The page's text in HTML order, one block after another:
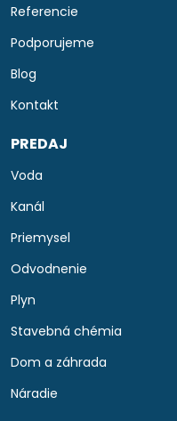
Referencie
Podporujeme
Blog
Kontakt
PREDAJ
Voda
Kanál
Priemysel
Odvodnenie
Plyn
Stavebná chémia
Dom a záhrada
Náradie